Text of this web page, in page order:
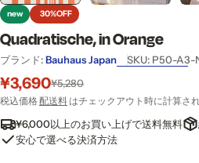
new 30%OFF
Quadratische, in Orange
ブランド:Bauhaus Japan SKU: P50-A3-
セ
ー
ル
価
¥3,690
通
常
価
格
¥5,280
税込価格 配送料 はチェックアウト時に計算され
¥6,000以上のお買い上げで送料無料
安心で選べる決済方法